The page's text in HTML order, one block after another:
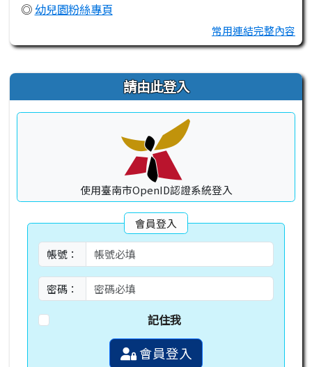
◎ 幼兒園粉絲專頁
常用連結完整內容
右邊區域內容 請由此登入
使用臺南市OpenID認證系統登入
會員登入
帳號：
密碼：
記住我
會員登入